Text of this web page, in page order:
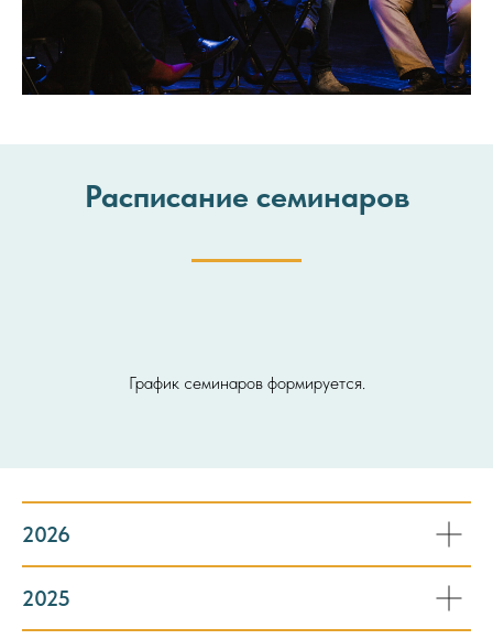
Расписание семинаров
График семинаров формируется.
2026
2025